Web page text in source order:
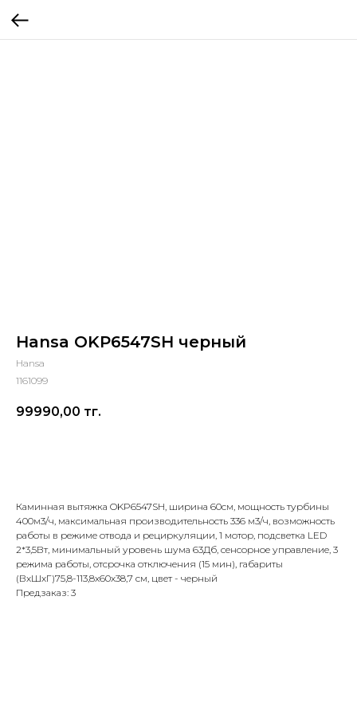
Hansa OKP6547SH черный
Hansa
1161099
99990,00 тг.
Каминная вытяжка OKP6547SH, ширина 60см, мощность турбины
400м3/ч, максимальная производительность 336 м3/ч, возможность
работы в режиме отвода и рециркуляции, 1 мотор, подсветка LED
2*3,5Вт, минимальный уровень шума 63Дб, сенсорное управление, 3
режима работы, отсрочка отключения (15 мин), габариты
(ВхШхГ)75,8-113,8х60х38,7 см, цвет - черный
Предзаказ: 3